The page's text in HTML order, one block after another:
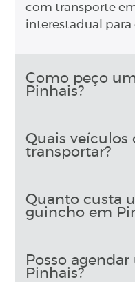
com transporte
interestadual para
Como peço
Pinhais?
Quais
transportar?
Quanto custa
guincho em
Posso
Pinhais?